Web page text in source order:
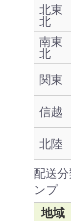
北東
北
南東
北
関東
信越
北陸
配送
ンプ
地域